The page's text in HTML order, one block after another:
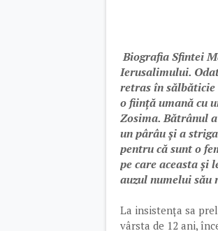
Biografia Sfintei
Ierusalimului.
retras în
o ființă umană cu
Zosima. Bătrânul
un pârâu și a
pentru că sunt o
pe care aceasta și
auzul numelui său
La insistența sa
vârsta de 12 ani,